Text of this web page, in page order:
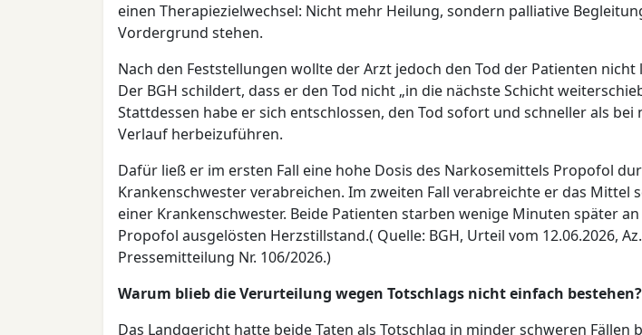
einen Therapiezielwechsel: Nicht mehr Heilung, sondern palliative
Vordergrund stehen.
Nach den Feststellungen wollte der Arzt jedoch den Tod der Patienten
Der BGH schildert, dass er den Tod nicht „in die nächste Schicht
Stattdessen habe er sich entschlossen, den Tod sofort und schneller als bei
Verlauf herbeizuführen.
Dafür ließ er im ersten Fall eine hohe Dosis des Narkosemittels Propofol
Krankenschwester verabreichen. Im zweiten Fall verabreichte er das Mittel
einer Krankenschwester. Beide Patienten starben wenige Minuten später
Propofol ausgelösten Herzstillstand.( Quelle: BGH, Urteil vom 12.06.2026,
Pressemitteilung Nr. 106/2026.)
Warum blieb die Verurteilung wegen Totschlags nicht einfach bestehen?
Das Landgericht hatte beide Taten als Totschlag in minder schweren Fällen